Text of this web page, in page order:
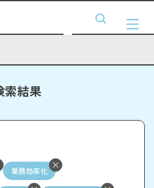
索結果
業務効率化